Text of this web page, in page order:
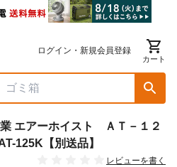
ログイン・新規会員登録
カート
エアーホイスト ＡＴ－１２
125K【別送品】
レビューを書く